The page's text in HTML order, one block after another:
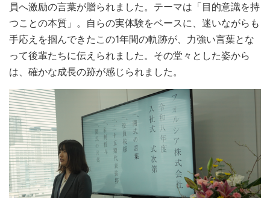
員へ激励の言葉が贈られました。テーマは「目的意識を持
つことの本質」。自らの実体験をベースに、迷いながらも
手応えを掴んできたこの1年間の軌跡が、力強い言葉とな
って後輩たちに伝えられました。その堂々とした姿から
は、確かな成長の跡が感じられました。